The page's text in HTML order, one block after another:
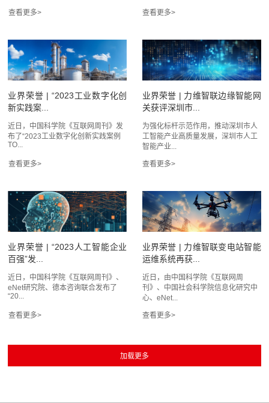
业界荣誉 | “2023工业数字化创
新实践案...
近日，中国科学院《互联网周刊》发
布了“2023工业数字化创新实践案例
TO...
业界荣誉 | 力维智联边缘智能网
关获评深圳市...
为强化标杆示范作用，推动深圳市人
工智能产业高质量发展，深圳市人工
智能产业...
业界荣誉 | “2023人工智能企业
百强”发...
近日，中国科学院《互联网周刊》、
eNet研究院、德本咨询联合发布了
“20...
业界荣誉 | 力维智联变电站智能
运维系统再获...
近日，由中国科学院《互联网周
刊》、中国社会科学院信息化研究中
心、eNet...